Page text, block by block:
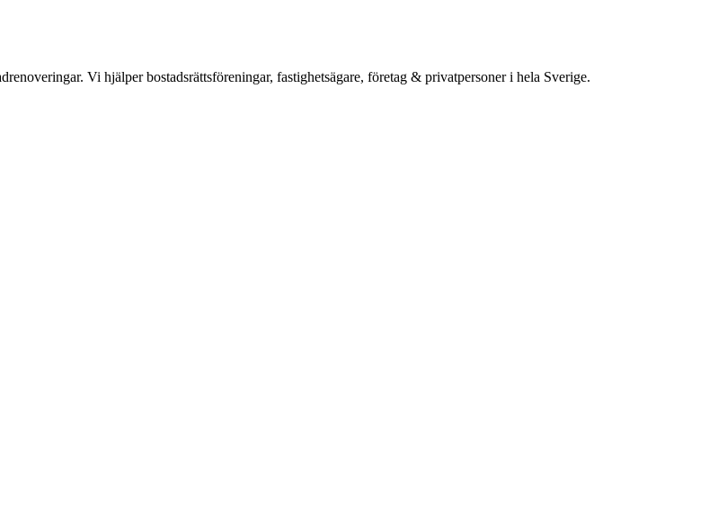
Vi hjälper bostadsrättsföreningar, fastighetsägare, företag & privatpersoner i hela Sverige.